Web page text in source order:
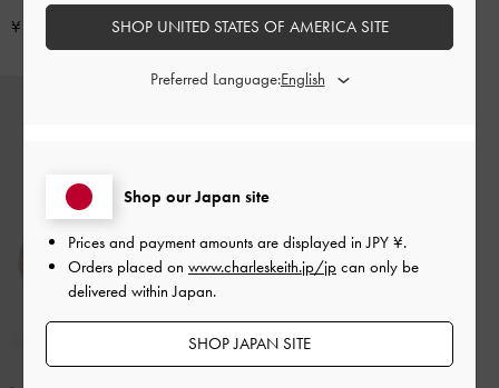
¥ 9,900 ¥ 9,900
Shop our Japan site
Prices and payment amounts are displayed inJPY ¥.
Orders placed on www.charleskeith.jp/jp can only be
delivered within Japan.
SHOP JAPAN SITE
SHOP UNITED STATES OF AMERICA SITE
Preferred Language: